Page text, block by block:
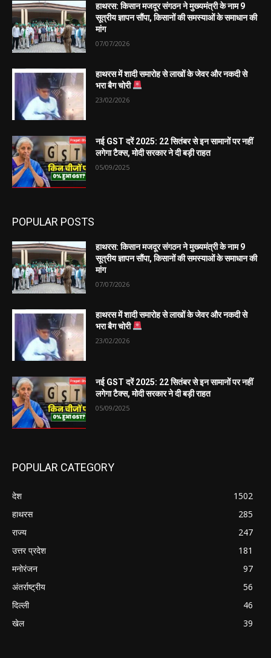
हाथरस: किसान मजदूर संगठन ने मुख्यमंत्री के नाम 9
सूत्रीय ज्ञापन सौंपा, किसानों की समस्याओं के समाधान की
मांग
07/07/2026
हाथरस में शादी समारोह से लाखों के जेवर और नकदी से
भरा बैग चोरी
23/02/2026
नई GST दरें 2025: 22 सितंबर से इन सामानों पर नहीं
लगेगा टैक्स, मोदी सरकार ने दी बड़ी राहत
05/09/2025
POPULAR POSTS
हाथरस: किसान मजदूर संगठन ने मुख्यमंत्री के नाम 9
सूत्रीय ज्ञापन सौंपा, किसानों की समस्याओं के समाधान की
मांग
07/07/2026
हाथरस में शादी समारोह से लाखों के जेवर और नकदी से
भरा बैग चोरी
23/02/2026
नई GST दरें 2025: 22 सितंबर से इन सामानों पर नहीं
लगेगा टैक्स, मोदी सरकार ने दी बड़ी राहत
05/09/2025
POPULAR CATEGORY
देश
1502
हाथरस
285
राज्य
247
उत्तर प्रदेश
181
मनोरंजन
97
अंतर्राष्ट्रीय
56
दिल्ली
46
खेल
39